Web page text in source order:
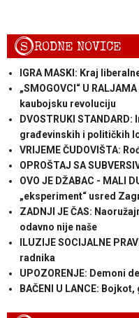
SRODNE NOVICE
IGRA MASKI: Kraj
„SMOGOVCI“ U
kaubojsku revoluciju
DVOSTRUKI
građevinskih i političkih
VRIJEME ČUDOVIŠTA:
OPROŠTAJ SA
OVO JE DŽABAC - MALI
„eksperiment“ usred
ZADNJI JE ČAS:
odavno nije naše
ILUZIJE SOCIJALNE
radnika
UPOZORENJE: Demoni
BAČENI U LANCE: